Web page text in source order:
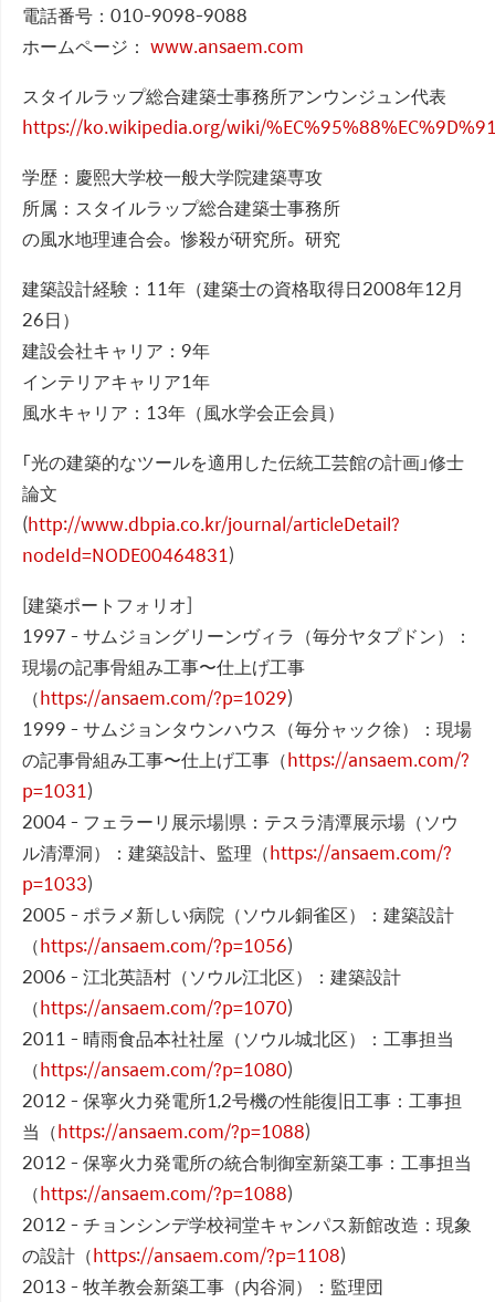
電話番号：010-9098-9088
ホームページ： www.ansaem.com
スタイルラップ総合建築士事務所アンウンジュン代表
https://ko.wikipedia.org/wiki/
学歴：慶熙大学校一般大学院建築専攻
所属：スタイルラップ総合建築士事務所
の風水地理連合会。惨殺が研究所。研究
建築設計経験：11年（建築士の資格取得日2008年12月
26日）
建設会社キャリア：9年
インテリアキャリア1年
風水キャリア：13年（風水学会正会員）
「光の建築的なツールを適用した伝統工芸館の計画」修士
論文
(http://www.dbpia.co.kr/journal/articleDetail?
nodeId=NODE00464831)
[建築ポートフォリオ]
1997 - サムジョングリーンヴィラ（毎分ヤタプドン）：
現場の記事骨組み工事〜仕上げ工事
（https://ansaem.com/?p=1029)
1999 - サムジョンタウンハウス（毎分ャック徐）：現場
の記事骨組み工事〜仕上げ工事（https://ansaem.com/?
p=1031)
2004 - フェラーリ展示場|県：テスラ清潭展示場（ソウ
ル清潭洞）：建築設計、監理（https://ansaem.com/?
p=1033)
2005 - ポラメ新しい病院（ソウル銅雀区）：建築設計
（https://ansaem.com/?p=1056)
2006 - 江北英語村（ソウル江北区）：建築設計
（https://ansaem.com/?p=1070)
2011 - 晴雨食品本社社屋（ソウル城北区）：工事担当
（https://ansaem.com/?p=1080)
2012 - 保寧火力発電所1,2号機の性能復旧工事：工事担
当（https://ansaem.com/?p=1088)
2012 - 保寧火力発電所の統合制御室新築工事：工事担当
（https://ansaem.com/?p=1088)
2012 - チョンシンデ学校祠堂キャンパス新館改造：現象
の設計（https://ansaem.com/?p=1108)
2013 - 牧羊教会新築工事（内谷洞）：監理団